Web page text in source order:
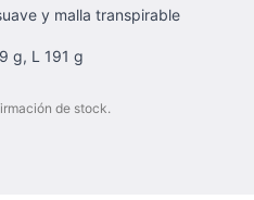
y malla transpirable
g, L 191 g
de stock.